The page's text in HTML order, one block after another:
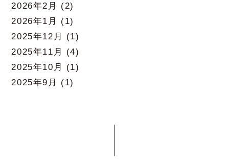
2026年2月
(2)
2026年1月
(1)
2025年12月
(1)
2025年11月
(4)
2025年10月
(1)
2025年9月
(1)